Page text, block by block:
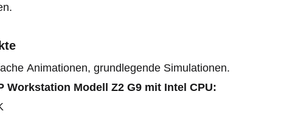
Animationen, grundlegende Simulationen.
Workstation Modell Z2 G9 mit Intel CPU: